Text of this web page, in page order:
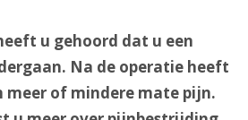
u gehoord dat u een
Na de operatie heeft
of mindere mate pijn.